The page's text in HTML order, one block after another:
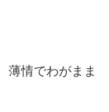
薄情でわがまま